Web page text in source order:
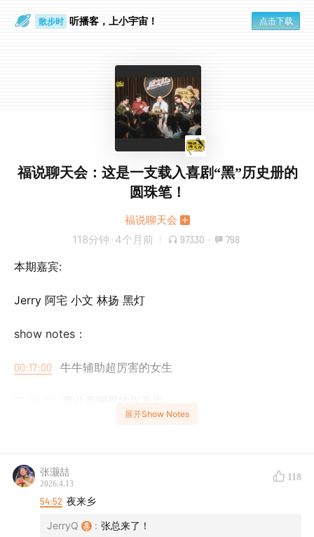
散步时 听播客，上小宇宙！ 点击下载
福说聊天会：这是一支载入喜剧“黑”历史册的
圆珠笔！
福说聊天会
118分钟 · 4个月前 97330 · 798
本期嘉宾:
Jerry 阿宅 小文 林扬 黑灯
show notes：
00:17:00 牛牛辅助超厉害的女生
商业帝国哥的兴衰史
01:36:53怎么会有这么精彩的圆珠笔故事
01:40:11红花油做精油开背
展开Show Notes
张灏喆
2026.4.13
118
54:52 夜来乡
JerryQ : 张总来了！